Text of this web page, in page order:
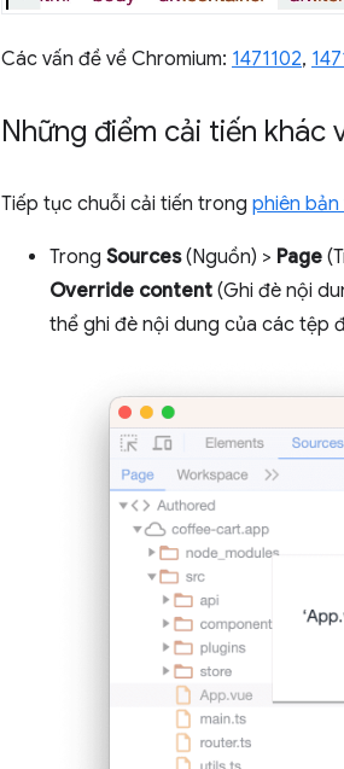
Các vấn đề về Chromium: 1471102,
Những điểm cải tiến khác
Tiếp tục chuỗi cải tiến trong phiên
Trong Sources(Nguồn) > Page
Override content (Ghi đè nội
thể ghi đè nội dung của các tệp